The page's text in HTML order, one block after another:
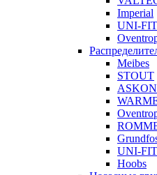
Imperial
UNI-
Meibes
STOUT
ASKON
UNI-
Hoobs